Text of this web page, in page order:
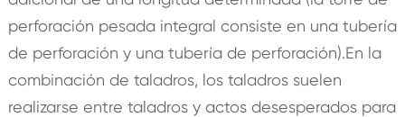
perforación pesada integral consiste en una tubería
de perforación y una tubería de perforación).En la
combinación de taladros, los taladros suelen
realizarse entre taladros y actos desesperados para